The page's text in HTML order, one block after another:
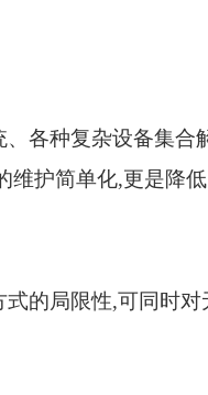
各种复杂设备集合
维护简单化,更是降
式的局限性,可同时对